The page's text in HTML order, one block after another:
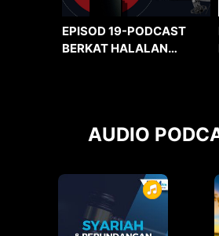
EPISOD 19-PODCAST
BERKAT HALALAN
AUDIO